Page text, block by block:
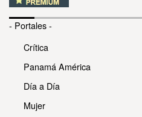
- Portales -
Crítica
Panamá América
Día a Día
Mujer